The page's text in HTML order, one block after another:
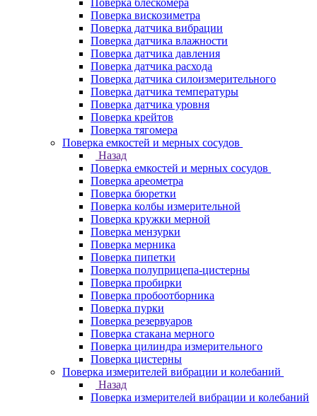
Поверка блескомера
Поверка вискозиметра
Поверка датчика вибрации
Поверка датчика влажности
Поверка датчика давления
Поверка датчика расхода
Поверка датчика силоизмерительного
Поверка датчика температуры
Поверка датчика уровня
Поверка крейтов
Поверка тягомера
Поверка емкостей и мерных сосудов
Назад
Поверка емкостей и мерных сосудов
Поверка ареометра
Поверка бюретки
Поверка колбы измерительной
Поверка кружки мерной
Поверка мензурки
Поверка мерника
Поверка пипетки
Поверка полуприцепа-цистерны
Поверка пробирки
Поверка пробоотборника
Поверка пурки
Поверка резервуаров
Поверка стакана мерного
Поверка цилиндра измерительного
Поверка цистерны
Поверка измерителей вибрации и колебаний
Назад
Поверка измерителей вибрации и колебаний